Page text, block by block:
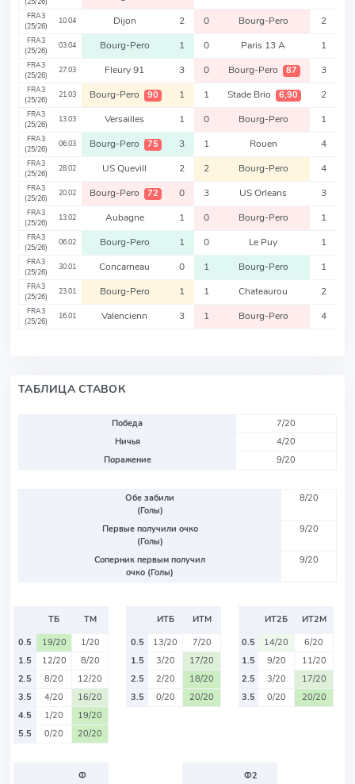
FRA3
(25/26)
10.04 Dijon 2 0 Bourg-Pero 2
FRA3
(25/26)
03.04 Bourg-Pero 1 0 Paris 13 A 1
FRA3
(25/26)
27.03 Fleury 91 3 0 Bourg-Pero 87 3
FRA3
(25/26)
21.03 Bourg-Pero 90 1 1 Stade Brio 6,90 2
FRA3
(25/26)
13.03 Versailles 1 0 Bourg-Pero 1
FRA3
(25/26)
06.03 Bourg-Pero 75 3 1 Rouen 4
FRA3
(25/26)
28.02 US Quevill 2 2 Bourg-Pero 4
FRA3
(25/26)
20.02 Bourg-Pero 72 0 3 US Orleans 3
FRA3
(25/26)
13.02 Aubagne 1 0 Bourg-Pero 1
FRA3
(25/26)
06.02 Bourg-Pero 1 0 Le Puy 1
FRA3
(25/26)
30.01 Concarneau 0 1 Bourg-Pero 1
FRA3
(25/26)
23.01 Bourg-Pero 1 1 Chateaurou 2
FRA3
(25/26)
16.01 Valencienn 3 1 Bourg-Pero 4
ТАБЛИЦА СТАВОК
Победа
7/20
Ничья
4/20
Поражение
9/20
Обе забили
(Голы)
8/20
Первые получили очко
(Голы)
9/20
Соперник первым получил
очко (Голы)
9/20
ТБ
ТМ
0.5
19/20
1/20
1.5
12/20
8/20
2.5
8/20
12/20
3.5
4/20
16/20
4.5
1/20
19/20
5.5
0/20 20/20
ИТБ
ИТМ
0.5
13/20
7/20
1.5
3/20
17/20
2.5
2/20
18/20
3.5
0/20 20/20
ИТ2Б
ИТ2М
0.5
14/20
6/20
1.5
9/20
11/20
2.5
3/20
17/20
3.5
0/20 20/20
Ф
Ф2